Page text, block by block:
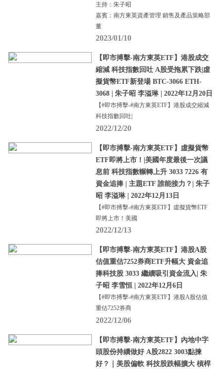
主持：朱子昭
嘉賓：南方東英資產管理 銷售及產品策略部
董
2023/01/10
【即市搏擊-南方東英ETF】港股成交
縮減 科技指數回吐 A股受拖累下跌|虛
擬貨幣ETF新登場 BTC-3066 ETH-
3068 | 朱子昭 李溢琳 | 2022年12月20日
【#即市搏擊-#南方東英ETF】港股成交縮減
科技指數回吐|
2022/12/20
【即市搏擊-南方東英ETF】虛擬貨幣
ETF即將上市！|美國年度最後一次議
息前 科技指數輾轉上升 3033 7226 有
資金追捧 | 主題ETF 誰能接力？| 朱子
昭 李溢琳 | 2022年12月13日
【#即市搏擊-#南方東英ETF】虛擬貨幣ETF
即將上市！美國
2022/12/13
【即市搏擊-南方東英ETF】港股A股
估值重估7252券商ETF升幅大 資金追
捧科技股 3033 繼續吸引資金流入| 朱
子昭 李雪恒 | 2022年12月6日
【#即市搏擊-#南方東英ETF】港股A股估值
重估7252券商
2022/12/06
【即市搏擊-南方東英ETF】內地中字
頭股份持續做好 A股2822 3003點揀
好？｜美股偏軟 科技股跌幅擴大 槓桿